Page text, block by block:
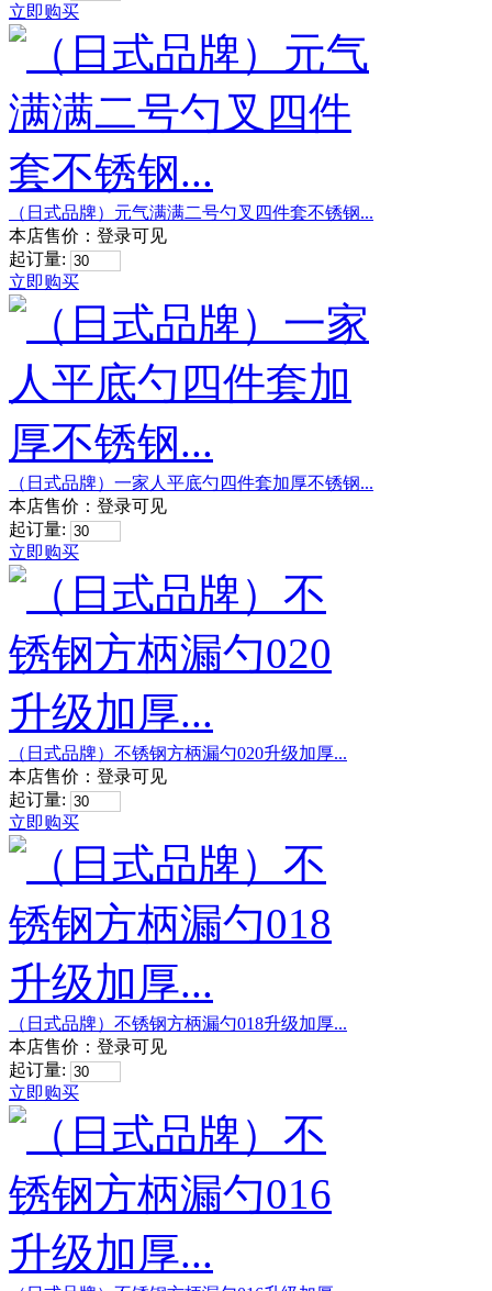
立即购买
（日式品牌）元气满满二号勺叉四件套不锈钢...
本店售价： 登录可见
起订量:
立即购买
（日式品牌）一家人平底勺四件套加厚不锈钢...
本店售价： 登录可见
起订量:
立即购买
（日式品牌）不锈钢方柄漏勺020升级加厚...
本店售价： 登录可见
起订量:
立即购买
（日式品牌）不锈钢方柄漏勺018升级加厚...
本店售价： 登录可见
起订量:
立即购买